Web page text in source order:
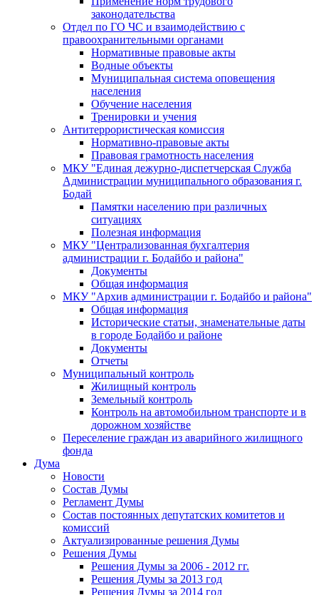
законодательства
Отдел по ГО ЧС и взаимодействию с
правоохранительными органами
Нормативные правовые акты
Водные объекты
Муниципальная система оповещения
населения
Обучение населения
Тренировки и учения
Антитеррористическая комиссия
Нормативно-правовые акты
Правовая грамотность населения
МКУ "Единая дежурно-диспетчерская Служба
Администрации муниципального образования г.
Бодай
Памятки населению при различных
ситуациях
Полезная информация
МКУ "Централизованная бухгалтерия
администрации г. Бодайбо и района"
Документы
Общая информация
МКУ "Архив администрации г. Бодайбо и района"
Общая информация
Исторические статьи, знаменательные даты
в городе Бодайбо и районе
Документы
Отчеты
Муниципальный контроль
Жилищный контроль
Земельный контроль
Контроль на автомобильном транспорте и в
дорожном хозяйстве
Переселение граждан из аварийного жилищного
фонда
Дума
Новости
Состав Думы
Регламент Думы
Состав постоянных депутатских комитетов и
комиссий
Актуализированные решения Думы
Решения Думы
Решения Думы за 2006 - 2012 гг.
Решения Думы за 2013 год
Решения Думы за 2014 год